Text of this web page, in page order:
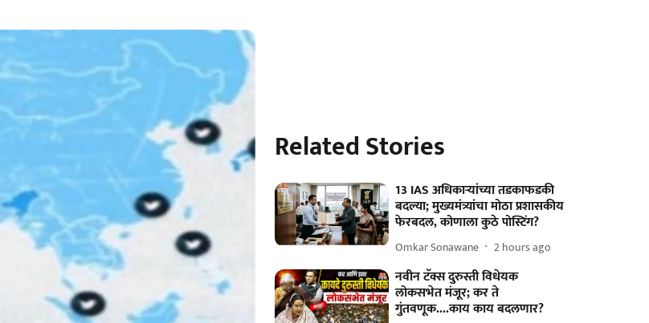
Related Stories
13 IAS अधिकाऱ्यांच्या तडकाफडकी
बदल्या; मुख्यमंत्र्यांचा मोठा प्रशासकीय
फेरबदल, कोणाला कुठे पोस्टिंग?
Omkar Sonawane 2 hours ago
नवीन टॅक्स दुरुस्ती विधेयक
लोकसभेत मंजूर; कर ते
गुंतवणूक....काय काय बदलणार?